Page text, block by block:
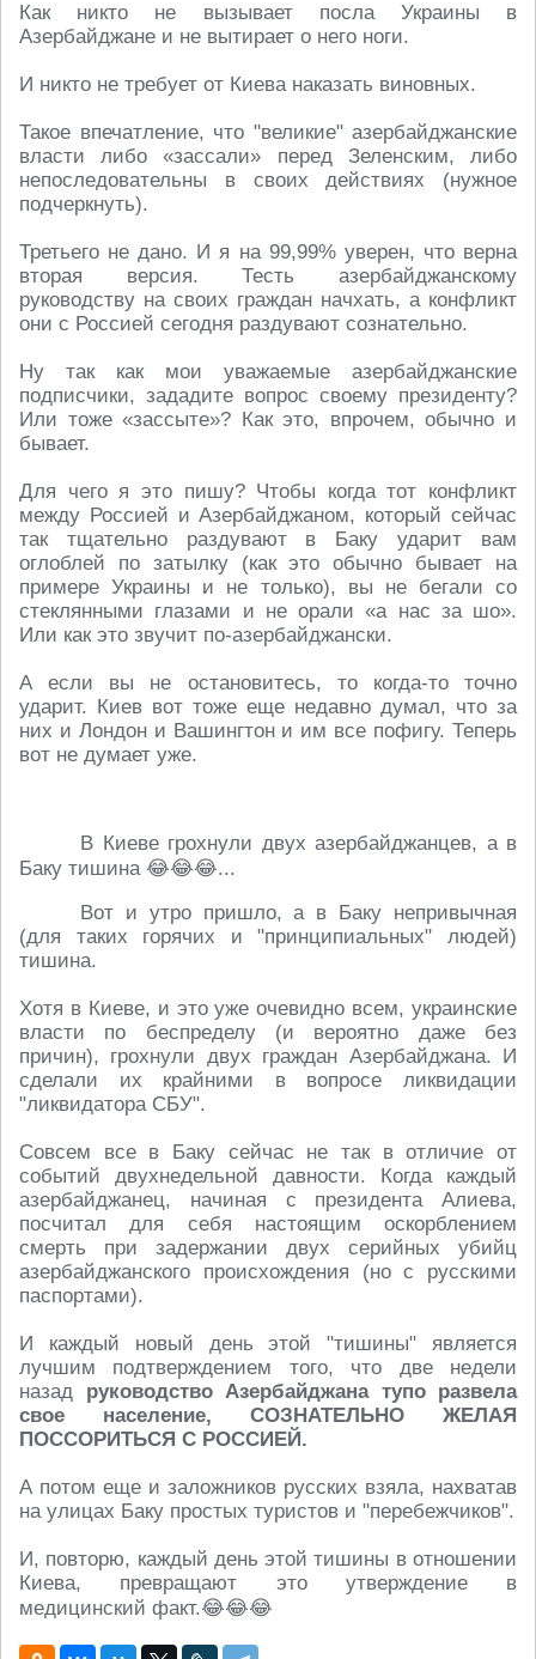
Как никто не вызывает посла Украины в
Азербайджане и не вытирает о него ноги.
И никто не требует от Киева наказать виновных.
Такое впечатление, что "великие" азербайджанские
власти либо «зассали» перед Зеленским, либо
непоследовательны в своих действиях (нужное
подчеркнуть).
Третьего не дано. И я на 99,99% уверен, что верна
вторая версия. Тесть азербайджанскому
руководству на своих граждан начхать, а конфликт
они с Россией сегодня раздувают сознательно.
Ну так как мои уважаемые азербайджанские
подписчики, зададите вопрос своему президенту?
Или тоже «зассыте»? Как это, впрочем, обычно и
бывает.
Для чего я это пишу? Чтобы когда тот конфликт
между Россией и Азербайджаном, который сейчас
так тщательно раздувают в Баку ударит вам
оглоблей по затылку (как это обычно бывает на
примере Украины и не только), вы не бегали со
стеклянными глазами и не орали «а нас за шо».
Или как это звучит по-азербайджански.
А если вы не остановитесь, то когда-то точно
ударит. Киев вот тоже еще недавно думал, что за
них и Лондон и Вашингтон и им все пофигу. Теперь
вот не думает уже.
В Киеве грохнули двух азербайджанцев, а в
Баку тишина 😂😂😂...
Вот и утро пришло, а в Баку непривычная
(для таких горячих и "принципиальных" людей)
тишина.
Хотя в Киеве, и это уже очевидно всем, украинские
власти по беспределу (и вероятно даже без
причин), грохнули двух граждан Азербайджана. И
сделали их крайними в вопросе ликвидации
"ликвидатора СБУ".
Совсем все в Баку сейчас не так в отличие от
событий двухнедельной давности. Когда каждый
азербайджанец, начиная с президента Алиева,
посчитал для себя настоящим оскорблением
смерть при задержании двух серийных убийц
азербайджанского происхождения (но с русскими
паспортами).
И каждый новый день этой "тишины" является
лучшим подтверждением того, что две недели
назад руководство Азербайджана тупо развела
свое население, СОЗНАТЕЛЬНО ЖЕЛАЯ
ПОССОРИТЬСЯ С РОССИЕЙ.
А потом еще и заложников русских взяла, нахватав
на улицах Баку простых туристов и "перебежчиков".
И, повторю, каждый день этой тишины в отношении
Киева, превращают это утверждение в
медицинский факт.😂😂😂